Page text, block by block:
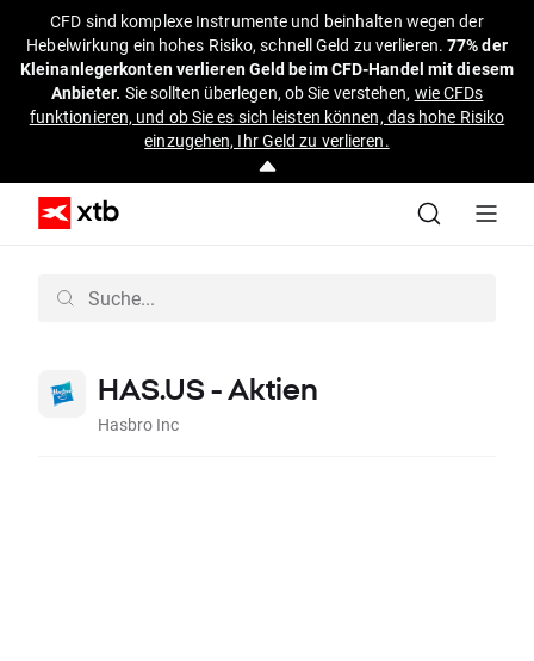
CFD sind komplexe Instrumente und beinhalten wegen der
Hebelwirkung ein hohes Risiko, schnell Geld zu verlieren.77% der
Kleinanlegerkonten verlieren Geld beim CFD-Handel mit diesem
Anbieter. Sie sollten überlegen, ob Sie verstehen, wie CFDs
funktionieren, und ob Sie es sich leisten können, das hohe Risiko
einzugehen, Ihr Geld zu verlieren.
HAS.US - Aktien
Hasbro Inc